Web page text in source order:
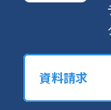
資料請求